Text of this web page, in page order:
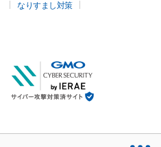
なりすまし対策